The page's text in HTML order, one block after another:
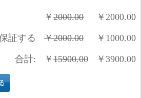
￥ 2000.00 ￥ 2000.00
証する ￥2000.00 ￥ 1000.00
合計: ￥ 15900.00 ￥ 3900.00